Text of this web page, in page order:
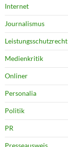
Internet
Journalismus
Leistungsschutzrecht
Medienkritik
Onliner
Personalia
Politik
PR